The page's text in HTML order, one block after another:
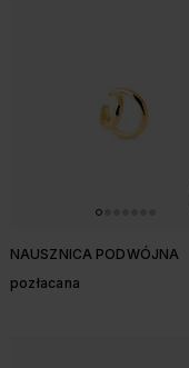
NAUSZNICA PODWÓJNA
pozłacana